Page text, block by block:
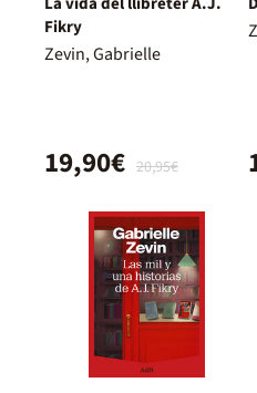
Fikry
Zevin, Gabrielle
20,95€
19,90€